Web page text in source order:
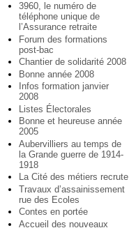
3960, le numéro de
téléphone unique de
l’Assurance retraite
Forum des formations
post-bac
Chantier de solidarité 2008
Bonne année 2008
Infos formation janvier
2008
Listes Électorales
Bonne et heureuse année
2005
Aubervilliers au temps de
la Grande guerre de 1914-
1918
La Cité des métiers recrute
Travaux d’assainissement
rue des Ecoles
Contes en portée
Accueil des nouveaux